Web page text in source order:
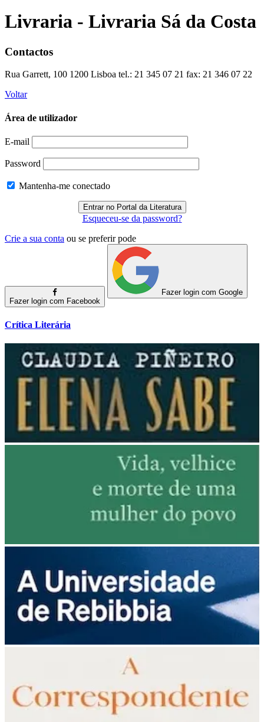
Livraria - Livraria Sá da Costa
Contactos
Rua Garrett, 100 1200 Lisboa tel.: 21 345 07 21 fax: 21 346 07 22
Voltar
Área de utilizador
E-mail
Password
Mantenha-me conectado
Esqueceu-se da password?
Crie a sua conta ou se preferir pode
Fazer login com Facebook
Fazer login com Google
Crítica Literária